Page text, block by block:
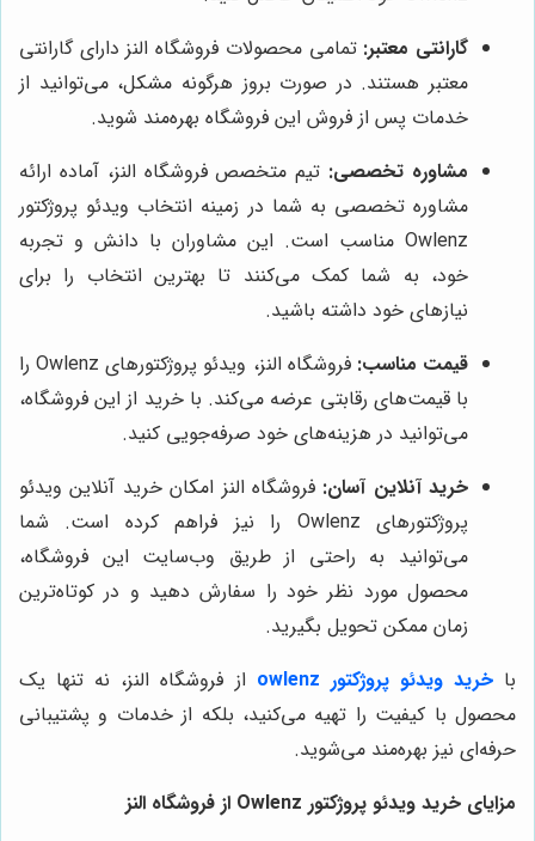
گارانتی معتبر: تمامی محصولات فروشگاه النز دارای گارانتی
معتبر هستند. در صورت بروز هرگونه مشکل، می‌توانید از
خدمات پس از فروش این فروشگاه بهره‌مند شوید.
مشاوره تخصصی: تیم متخصص فروشگاه النز، آماده ارائه
مشاوره تخصصی به شما در زمینه انتخاب ویدئو پروژکتور
Owlenz مناسب است. این مشاوران با دانش و تجربه
خود، به شما کمک می‌کنند تا بهترین انتخاب را برای
نیازهای خود داشته باشید.
قیمت مناسب:
فروشگاه النز، ویدئو پروژکتورهای Owlenz را
با قیمت‌های رقابتی عرضه می‌کند. با خرید از این فروشگاه،
می‌توانید در هزینه‌های خود صرفه‌جویی کنید.
خرید آنلاین آسان: فروشگاه النز امکان خرید آنلاین ویدئو
پروژکتورهای Owlenz را نیز فراهم کرده است. شما
می‌توانید به راحتی از طریق وب‌سایت این فروشگاه،
محصول مورد نظر خود را سفارش دهید و در کوتاه‌ترین
زمان ممکن تحویل بگیرید.
باخرید ویدئو پروژکتور owlenz
از فروشگاه النز، نه تنها یک
محصول با کیفیت را تهیه می‌کنید، بلکه از خدمات و پشتیبانی
حرفه‌ای نیز بهره‌مند می‌شوید.
مزایای خرید ویدئو پروژکتور Owlenz از فروشگاه النز